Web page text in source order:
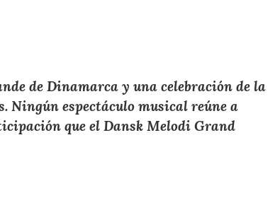
deDinamarcay unacelebración de la
. Ningún espectáculo musical reúne a
que el Dansk Melodi Grand